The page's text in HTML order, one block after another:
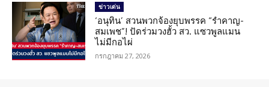
ข่าวเด่น
‘อนุทิน’ สวนพวกจ้องยุบพรรค “รำคาญ-
สมเพช”! ปัดร่วมวงฮั้ว สว. แซวพูลแมน
ไม่มีกอไผ่
กรกฎาคม 27, 2026